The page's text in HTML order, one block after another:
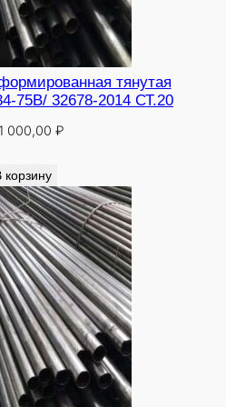
тянутая
75В/ 32678-2014 СТ.20
000,00 ₽
корзину